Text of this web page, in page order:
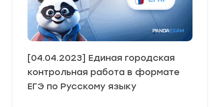
[04.04.2023] Единая городская
контрольная работа в формате
ЕГЭ по Русскому языку